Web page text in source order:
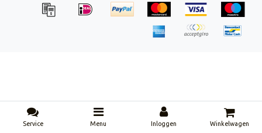
Service Menu Inloggen Winkelwagen